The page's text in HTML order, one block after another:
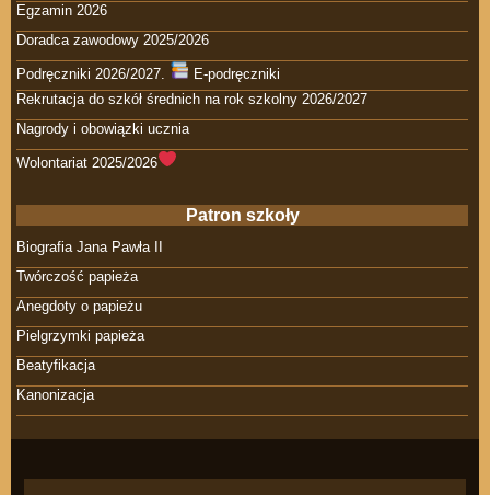
Egzamin 2026
Doradca zawodowy 2025/2026
Podręczniki 2026/2027.
E-podręczniki
Rekrutacja do szkół średnich na rok szkolny 2026/2027
Nagrody i obowiązki ucznia
Wolontariat 2025/2026
Patron szkoły
Biografia Jana Pawła II
Twórczość papieża
Anegdoty o papieżu
Pielgrzymki papieża
Beatyfikacja
Kanonizacja